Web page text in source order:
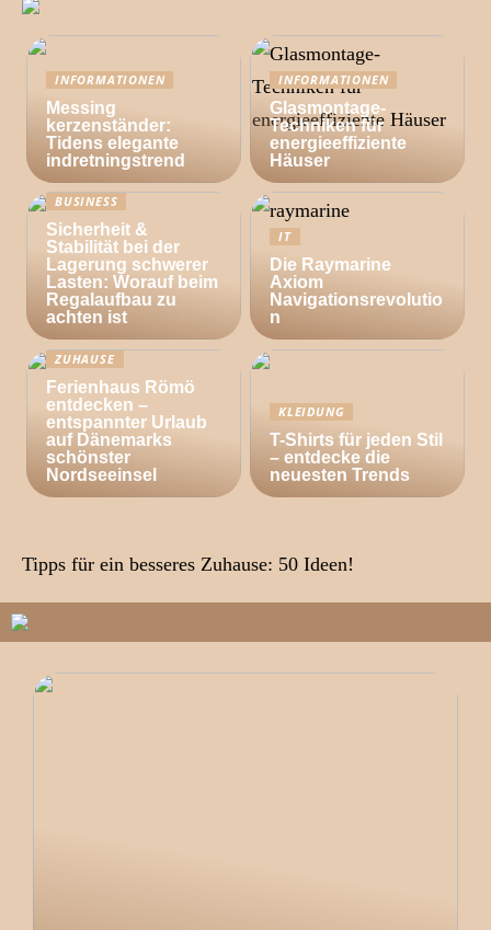
INFORMATIONEN
Messing
kerzenständer:
Tidens elegante
indretningstrend
INFORMATIONEN
Glasmontage-
Techniken für
energieeffiziente
Häuser
BUSINESS
Sicherheit &
Stabilität bei der
Lagerung schwerer
Lasten: Worauf beim
Regalaufbau zu
achten ist
IT
Die Raymarine
Axiom
Navigationsrevolutio
n
ZUHAUSE
Ferienhaus Römö
entdecken –
entspannter Urlaub
auf Dänemarks
schönster
Nordseeinsel
KLEIDUNG
T-Shirts für jeden Stil
– entdecke die
neuesten Trends
Tipps für ein besseres Zuhause: 50 Ideen!